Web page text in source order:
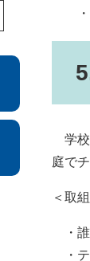
・4
学
庭で
＜取
・誰
・テ